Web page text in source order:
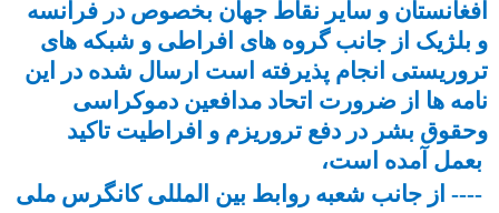
افغانستان و سایر نقاط جهان بخصوص در فرانسه
و بلژیک از جانب گروه های افراطی و شبکه های
تروریستی انجام پذیرفته است ارسال شده در این
نامه ها از ضرورت اتحاد مدافعین دموکراسی
وحقوق بشر در دفع تروریزم و افراطیت تاکید
بعمل آمده است،
---- از جانب شعبه روابط بین المللی کانگرس ملی